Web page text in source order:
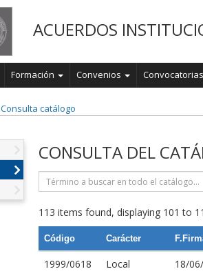
ACUERDOS
Formación Convenios Convocatorias
Consulta catálogo
CONSULTA DEL
113 items found, displaying 101 to
Código Carácter
1999/0618 Local 18/